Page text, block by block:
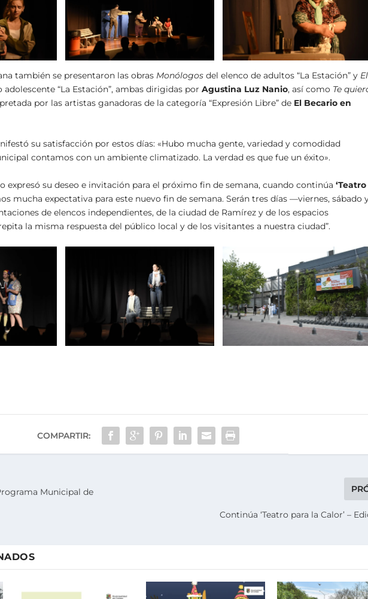
también se presentaron las obras Monólogos del elenco de adultos “La Estación” y El
adolescente “La Estación”, ambas dirigidas porAgustina Luz Nanio, así como Te
por las artistas ganadoras de la categoría “Expresión Libre” de El Becario en
su satisfacción por estos días: «Hubo mucha gente, variedad y comodidad
contamos con un ambiente climatizado. La verdad es que fue un éxito».
expresó su deseo e invitación para el próximo fin de semana, cuando continúa‘Teatro
mucha expectativa para este nuevo fin de semana. Serán tres días —viernes, sábado
de elencos independientes, de la ciudad de Ramírez y de los espacios
la misma respuesta del público local y de los visitantes a nuestra ciudad”.
COMPARTIR:
Municipal de
Continúa ‘Teatro para la Calor’ –